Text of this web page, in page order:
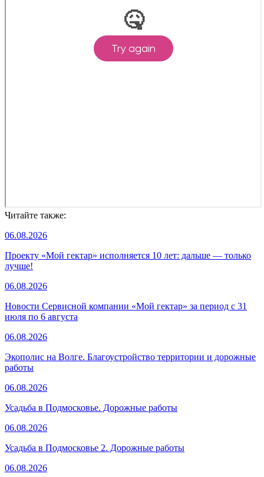
Читайте также:
06.08.2026
Проекту «Мой гектар» исполняется 10 лет: дальше — только
лучше!
06.08.2026
Новости Сервисной компании «Мой гектар» за период с 31
июля по 6 августа
06.08.2026
Экополис на Волге. Благоустройство территории и дорожные
работы
06.08.2026
Усадьба в Подмосковье. Дорожные работы
06.08.2026
Усадьба в Подмосковье 2. Дорожные работы
06.08.2026